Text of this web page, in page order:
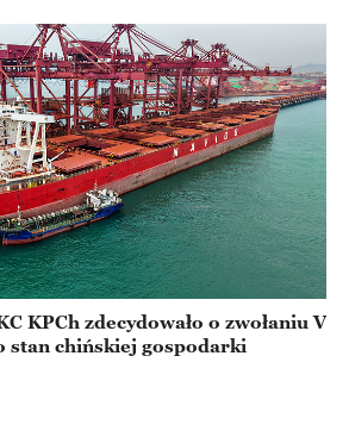
KPCh zdecydowało o zwołaniu V
stan chińskiej gospodarki